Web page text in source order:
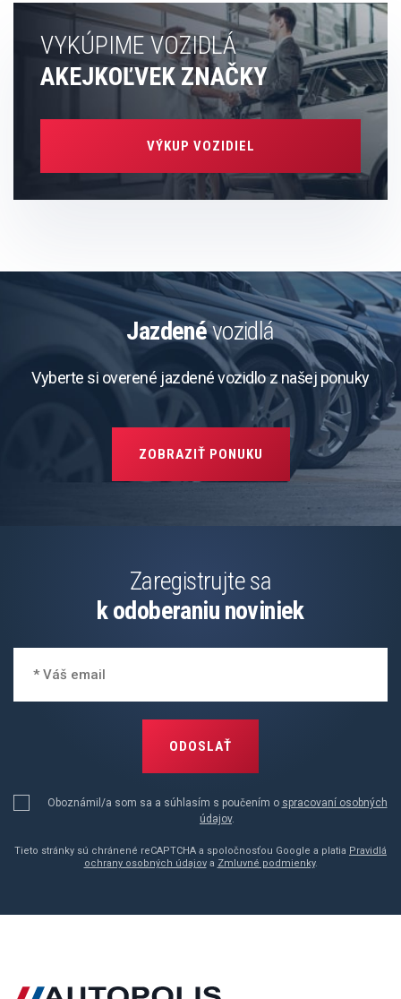
VYKÚPIME VOZIDLÁ
AKEJKOĽVEK ZNAČKY
VÝKUP VOZIDIEL
Jazdenévozidlá
Vyberte si overené jazdené vozidlo z našej ponuky
ZOBRAZIŤ PONUKU
Zaregistrujte sa
k odoberaniu noviniek
ODOSLAŤ
Oboznámil/a som sa a súhlasím s poučením o spracovaní osobných
údajov.
Tieto stránky sú chránené reCAPTCHA a spoločnosťou Google a platia Pravidlá
ochrany osobných údajova Zmluvné podmienky.